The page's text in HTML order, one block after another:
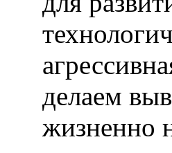
делаем
жизненно